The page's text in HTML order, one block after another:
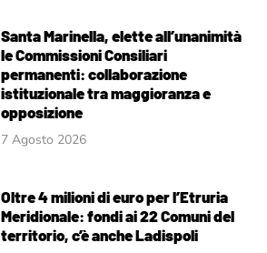
Santa Marinella, elette all’unanimità
le Commissioni Consiliari
permanenti: collaborazione
istituzionale tra maggioranza e
opposizione
7 Agosto 2026
Oltre 4 milioni di euro per l’Etruria
Meridionale: fondi ai 22 Comuni del
territorio, c’è anche Ladispoli